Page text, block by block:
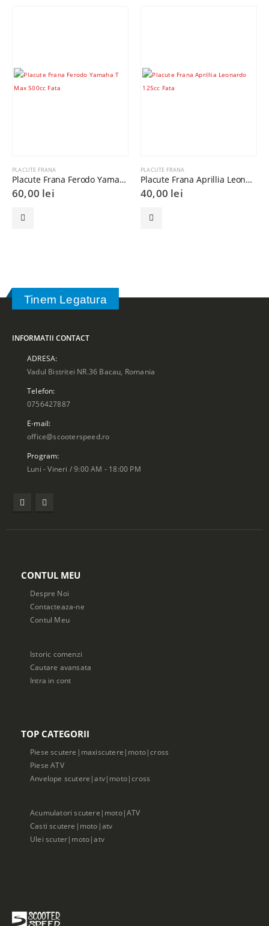
PLACUTE FRANA
Placute Frana Ferodo Yamaha T Max 500cc Fata
60,00 lei
PLACUTE FRANA
Placute Frana Aprillia Leonardo 125cc Fata
40,00 lei
Tinem Legatura
INFORMATII CONTACT
ADRESA:
Vadul Bistritei NR.36 Bacau, Romania
Telefon:
0756427887
E-mail:
office@scooterspeed.ro
Program:
Luni - Vineri / 9:00 AM - 18:00 PM
CONTUL MEU
Despre Noi
Contacteaza-ne
Contul Meu
Istoric comenzi
Cautare avansata
Intra in cont
TOP CATEGORII
Piese scutere|maxiscutere|moto|cross
Piese ATV
Anvelope scutere|atv|moto|cross
Acumulatori scutere|moto|ATV
Casti scutere|moto|atv
Ulei scuter|moto|atv